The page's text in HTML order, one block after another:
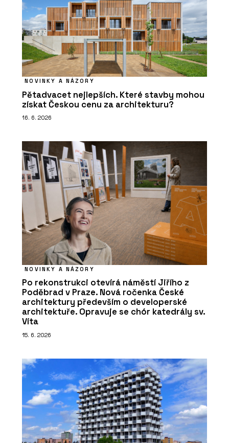
NOVINKY A NÁZORY
Pětadvacet nejlepších. Které stavby mohou
získat Českou cenu za architekturu?
16. 6. 2026
NOVINKY A NÁZORY
Po rekonstrukci otevírá náměstí Jiřího z
Poděbrad v Praze. Nová ročenka České
architektury především o developerské
architektuře. Opravuje se chór katedrály sv.
Víta
15. 6. 2026